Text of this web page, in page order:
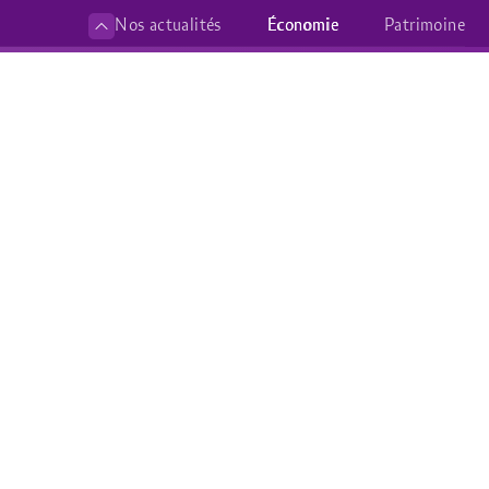
Nos articles À propos de nous Devenir partenaire
Nos actualités Économie Patrimoine